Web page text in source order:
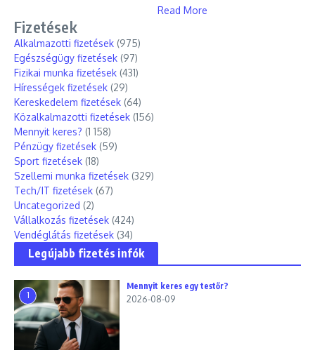
Read More
Fizetések
Alkalmazotti fizetések (975)
Egészségügy fizetések (97)
Fizikai munka fizetések (431)
Hírességek fizetések (29)
Kereskedelem fizetések (64)
Közalkalmazotti fizetések (156)
Mennyit keres? (1 158)
Pénzügy fizetések (59)
Sport fizetések (18)
Szellemi munka fizetések (329)
Tech/IT fizetések (67)
Uncategorized (2)
Vállalkozás fizetések (424)
Vendéglátás fizetések (34)
Legújabb fizetés infók
1
Mennyit keres egy testőr?
2026-08-09